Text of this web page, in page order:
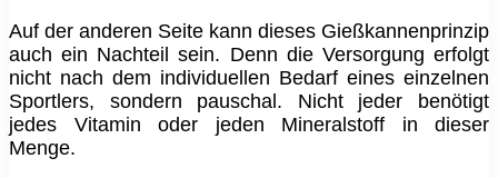
Auf der anderen Seite kann dieses Gießkannenprinzip
auch ein Nachteil sein. Denn die Versorgung erfolgt
nicht nach dem individuellen Bedarf eines einzelnen
Sportlers, sondern pauschal. Nicht jeder benötigt
jedes Vitamin oder jeden Mineralstoff in dieser
Menge.